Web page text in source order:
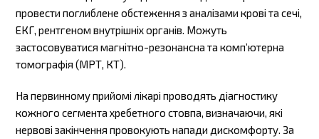
провести поглиблене обстеження з аналізами крові та сечі,
ЕКГ, рентгеном внутрішніх органів. Можуть
застосовуватися магнітно-резонансна та комп’ютерна
томографія (МРТ, КТ).
На первинному прийомі лікарі проводять діагностику
кожного сегмента хребетного стовпа, визначаючи, які
нервові закінчення провокують напади дискомфорту. За